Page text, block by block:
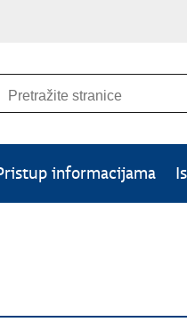
informacijama